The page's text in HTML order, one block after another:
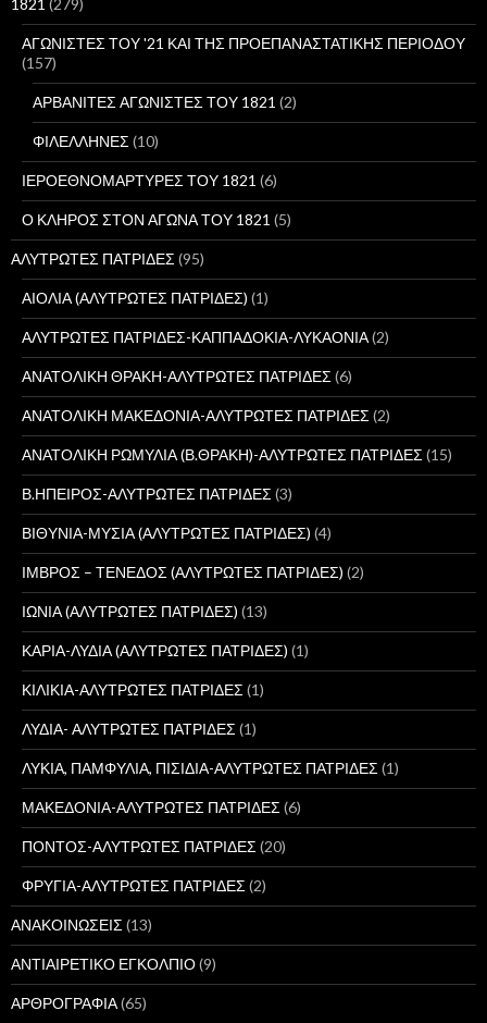
1821 (279)
ΑΓΩΝΙΣΤΕΣ ΤΟΥ '21 ΚΑΙ ΤΗΣ ΠΡΟΕΠΑΝΑΣΤΑΤΙΚΗΣ ΠΕΡΙΟΔΟΥ
(157)
ΑΡΒΑΝΙΤΕΣ ΑΓΩΝΙΣΤΕΣ ΤΟΥ 1821 (2)
ΦΙΛΕΛΛΗΝΕΣ (10)
ΙΕΡΟΕΘΝΟΜΑΡΤΥΡΕΣ ΤΟΥ 1821 (6)
Ο ΚΛΗΡΟΣ ΣΤΟΝ ΑΓΩΝΑ ΤΟΥ 1821 (5)
ΑΛΥΤΡΩΤΕΣ ΠΑΤΡΙΔΕΣ (95)
ΑΙΟΛΙΑ (ΑΛΥΤΡΩΤΕΣ ΠΑΤΡΙΔΕΣ) (1)
ΑΛΥΤΡΩΤΕΣ ΠΑΤΡΙΔΕΣ-ΚΑΠΠΑΔΟΚΙΑ-ΛΥΚΑΟΝΙΑ(2)
ΑΝΑΤΟΛΙΚΗ ΘΡΑΚΗ-ΑΛΥΤΡΩΤΕΣ ΠΑΤΡΙΔΕΣ (6)
ΑΝΑΤΟΛΙΚΗ ΜΑΚΕΔΟΝΙΑ-ΑΛΥΤΡΩΤΕΣ ΠΑΤΡΙΔΕΣ (2)
ΑΝΑΤΟΛΙΚΗ ΡΩΜΥΛΙΑ (Β.ΘΡΑΚΗ)-ΑΛΥΤΡΩΤΕΣ ΠΑΤΡΙΔΕΣ (15)
Β.ΗΠΕΙΡΟΣ-ΑΛΥΤΡΩΤΕΣ ΠΑΤΡΙΔΕΣ (3)
ΒΙΘΥΝΙΑ-ΜΥΣΙΑ (ΑΛΥΤΡΩΤΕΣ ΠΑΤΡΙΔΕΣ) (4)
ΙΜΒΡΟΣ – ΤΕΝΕΔΟΣ (ΑΛΥΤΡΩΤΕΣ ΠΑΤΡΙΔΕΣ) (2)
ΙΩΝΙΑ (ΑΛΥΤΡΩΤΕΣ ΠΑΤΡΙΔΕΣ) (13)
ΚΑΡΙΑ-ΛΥΔΙΑ (ΑΛΥΤΡΩΤΕΣ ΠΑΤΡΙΔΕΣ) (1)
ΚΙΛΙΚΙΑ-ΑΛΥΤΡΩΤΕΣ ΠΑΤΡΙΔΕΣ (1)
ΛΥΔΙΑ- ΑΛΥΤΡΩΤΕΣ ΠΑΤΡΙΔΕΣ (1)
ΛΥΚΙΑ, ΠΑΜΦΥΛΙΑ, ΠΙΣΙΔΙΑ-ΑΛΥΤΡΩΤΕΣ ΠΑΤΡΙΔΕΣ (1)
ΜΑΚΕΔΟΝΙΑ-ΑΛΥΤΡΩΤΕΣ ΠΑΤΡΙΔΕΣ (6)
ΠΟΝΤΟΣ-ΑΛΥΤΡΩΤΕΣ ΠΑΤΡΙΔΕΣ (20)
ΦΡΥΓΙΑ-ΑΛΥΤΡΩΤΕΣ ΠΑΤΡΙΔΕΣ (2)
ΑΝΑΚΟΙΝΩΣΕΙΣ (13)
ΑΝΤΙΑΙΡΕΤΙΚΟ ΕΓΚΟΛΠΙΟ(9)
ΑΡΘΡΟΓΡΑΦΙΑ(65)